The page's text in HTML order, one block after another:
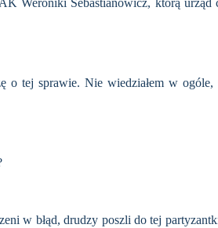
Weroniki Sebastianowicz, którą
o tej sprawie. Nie wiedziałem w
w błąd, drudzy poszli do tej